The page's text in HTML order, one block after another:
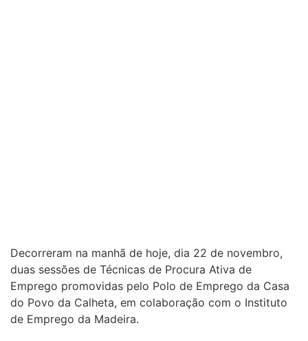
Decorreram na manhã de hoje, dia 22 de novembro,
duas sessões de Técnicas de Procura Ativa de
Emprego promovidas pelo Polo de Emprego da Casa
do Povo da Calheta, em colaboração com o Instituto
de Emprego da Madeira.